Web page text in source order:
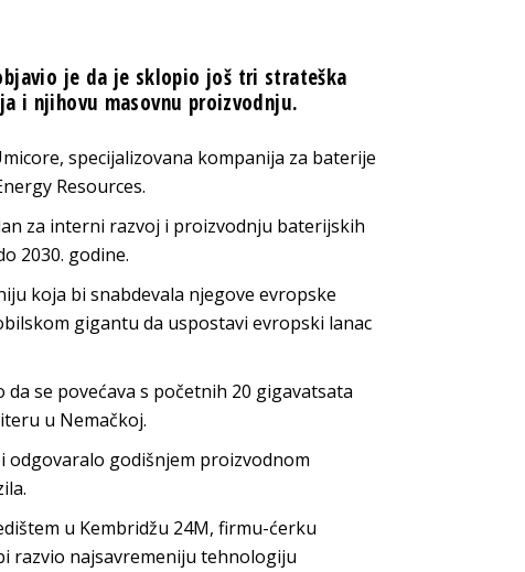
je da je sklopio još tri strateška
i njihovu masovnu proizvodnju.
specijalizovana kompanija za baterije
Resources.
za interni razvoj i proizvodnju baterijskih
2030. godine.
koja bi snabdevala njegove evropske
gigantu da uspostavi evropski lanac
se povećava s početnih 20 gigavatsata
u Nemačkoj.
odgovaralo godišnjem proizvodnom
u Kembridžu 24M, firmu-ćerku
razvio najsavremeniju tehnologiju